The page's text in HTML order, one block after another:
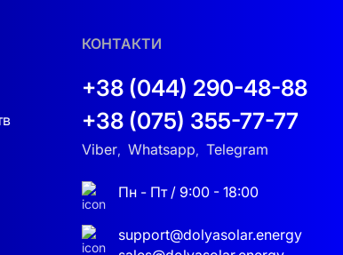
КОНТАКТИ
+38 (044) 290-48-88
+38 (075) 355-77-77
Viber, Whatsapp, Telegram
Пн - Пт / 9:00 - 18:00
support@dolyasolar.energy